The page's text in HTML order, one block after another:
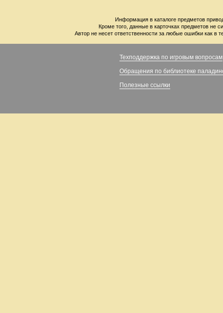
Информация в каталоге предметов
Кроме того, данные в карточках предметов не
Автор не несет ответственности за любые ошибки как в
Техподдержка по игровым вопросам
Обращения по библиотеке
Полезные ссылки